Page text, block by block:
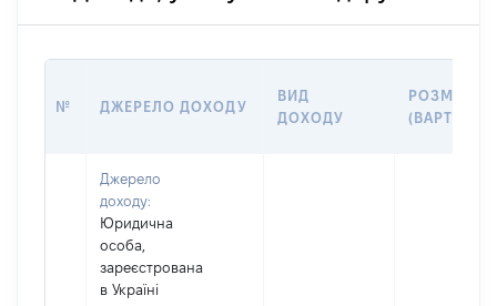
№ ДЖЕРЕЛО ДОХОДУ
ВИД
ДОХОДУ
РОЗМІР
(ВАРТІСТЬ)
Джерело
доходу:
Юридична
особа,
зареєстрована
в Україні